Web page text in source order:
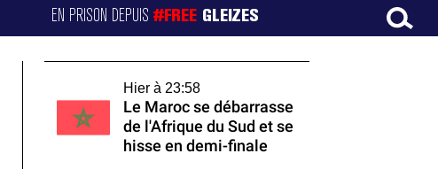
EN PRISON DEPUIS#FREE GLEIZES
Hier à 23:58
Le Maroc se débarrasse
de l'Afrique du Sud et se
hisse en demi-finale